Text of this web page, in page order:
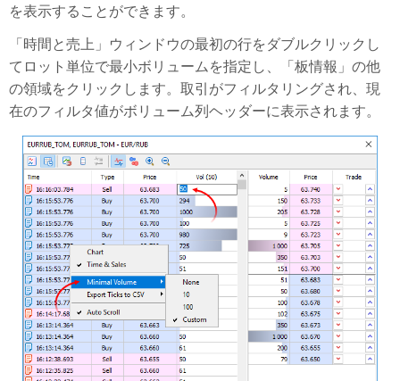
を表示することができます。
「時間と売上」ウィンドウの最初の行をダブルクリックし
てロット単位で最小ボリュームを指定し、「板情報」の他
の領域をクリックします。取引がフィルタリングされ、現
在のフィルタ値がボリューム列ヘッダーに表示されます。